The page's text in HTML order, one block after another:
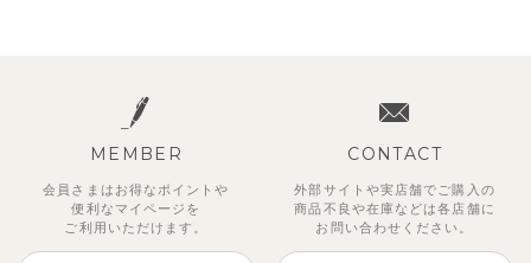
MEMBER
会員さまはお得なポイントや
便利な マイページを
ご利用いただけます。
CONTACT
外部サイトや実店舗でご購入の
商品不良や在庫などは各店舗に
お問い合わせください。